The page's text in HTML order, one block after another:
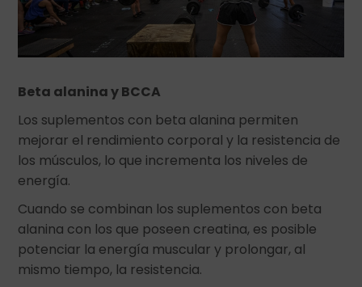
Beta alanina y BCCA
Los suplementos con beta alanina permiten
mejorar el rendimiento corporal y la resistencia de
los músculos, lo que incrementa los niveles de
energía.
Cuando se combinan los suplementos con beta
alanina con los que poseen creatina, es posible
potenciar la energía muscular y prolongar, al
mismo tiempo, la resistencia.